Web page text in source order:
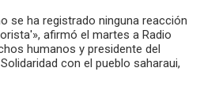
se ha registrado ninguna reacción
afirmó el martes a Radio
humanos y presidente del
con el pueblo saharaui,